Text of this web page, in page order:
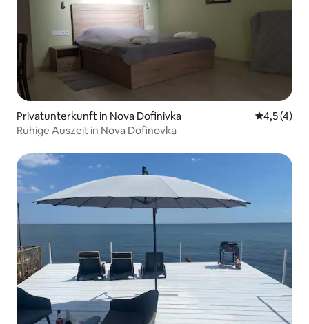
Privatunterkunft in Nova Dofinivka
4,5 (4)
Ruhige Auszeit in Nova Dofinovka